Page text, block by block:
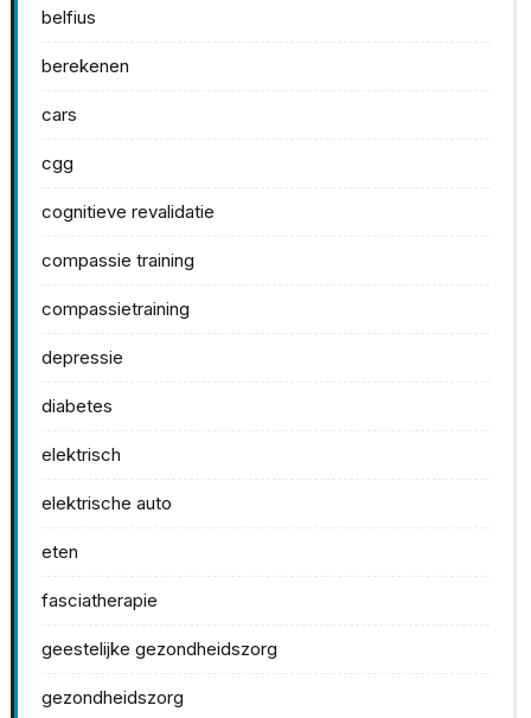
belfius
berekenen
cars
cgg
cognitieve revalidatie
compassie training
compassietraining
depressie
diabetes
elektrisch
elektrische auto
eten
fasciatherapie
geestelijke gezondheidszorg
gezondheidszorg